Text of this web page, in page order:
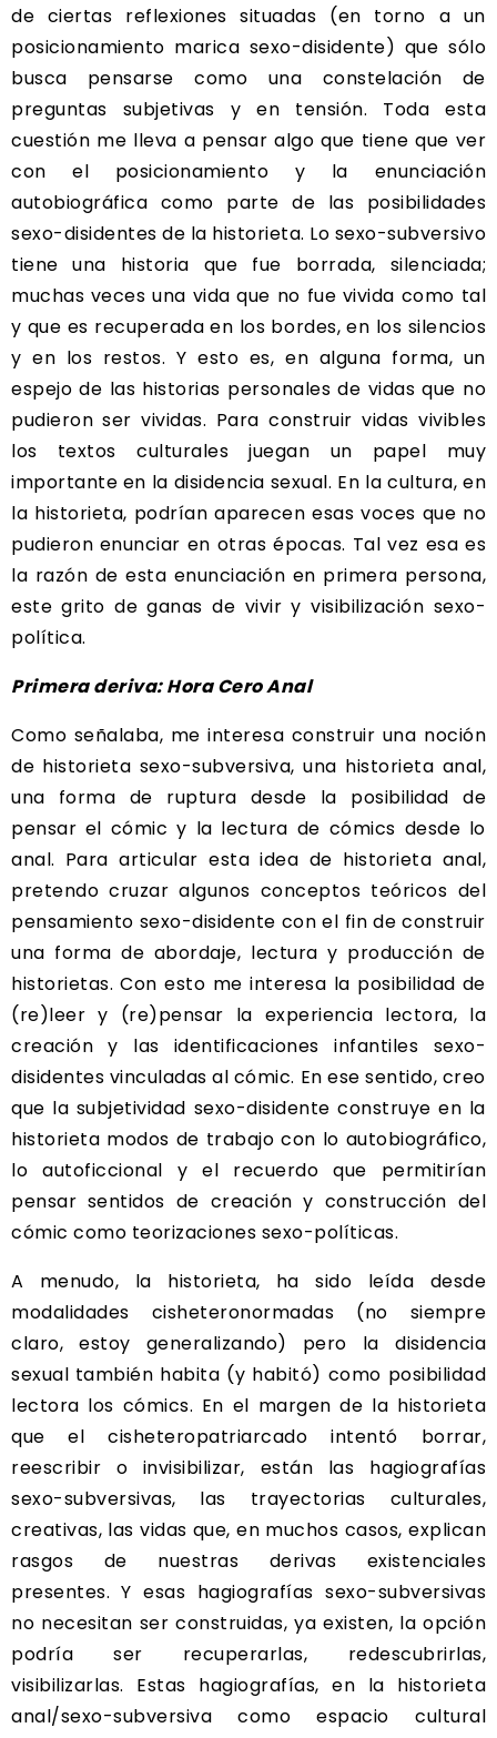
de ciertas reflexiones situadas (en torno a un
posicionamiento marica sexo-disidente) que sólo
busca pensarse como una constelación de
preguntas subjetivas y en tensión. Toda esta
cuestión me lleva a pensar algo que tiene que ver
con el posicionamiento y la enunciación
autobiográfica como parte de las posibilidades
sexo-disidentes de la historieta. Lo sexo-subversivo
tiene una historia que fue borrada, silenciada;
muchas veces una vida que no fue vivida como tal
y que es recuperada en los bordes, en los silencios
y en los restos. Y esto es, en alguna forma, un
espejo de las historias personales de vidas que no
pudieron ser vividas. Para construir vidas vivibles
los textos culturales juegan un papel muy
importante en la disidencia sexual. En la cultura, en
la historieta, podrían aparecen esas voces que no
pudieron enunciar en otras épocas. Tal vez esa es
la razón de esta enunciación en primera persona,
este grito de ganas de vivir y visibilización sexo-
política.
Primera deriva: Hora Cero Anal
Como señalaba, me interesa construir una noción
de historieta sexo-subversiva, una historieta anal,
una forma de ruptura desde la posibilidad de
pensar el cómic y la lectura de cómics desde lo
anal. Para articular esta idea de historieta anal,
pretendo cruzar algunos conceptos teóricos del
pensamiento sexo-disidente con el fin de construir
una forma de abordaje, lectura y producción de
historietas. Con esto me interesa la posibilidad de
(re)leer y (re)pensar la experiencia lectora, la
creación y las identificaciones infantiles sexo-
disidentes vinculadas al cómic. En ese sentido, creo
que la subjetividad sexo-disidente construye en la
historieta modos de trabajo con lo autobiográfico,
lo autoficcional y el recuerdo que permitirían
pensar sentidos de creación y construcción del
cómic como teorizaciones sexo-políticas.
A menudo, la historieta, ha sido leída desde
modalidades cisheteronormadas (no siempre
claro, estoy generalizando) pero la disidencia
sexual también habita (y habitó) como posibilidad
lectora los cómics. En el margen de la historieta
que el cisheteropatriarcado intentó borrar,
reescribir o invisibilizar, están las hagiografías
sexo-subversivas, las trayectorias culturales,
creativas, las vidas que, en muchos casos, explican
rasgos de nuestras derivas existenciales
presentes. Y esas hagiografías sexo-subversivas
no necesitan ser construidas, ya existen, la opción
podría ser recuperarlas, redescubrirlas,
visibilizarlas. Estas hagiografías, en la historieta
anal/sexo-subversiva como espacio cultural